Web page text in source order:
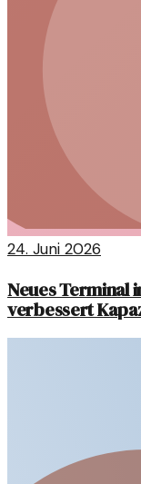
24. Juni 2026
Neues Terminal
verbessert